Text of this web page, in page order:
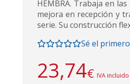
HEMBRA. Trabaja en
mejora en recepción y
serie. Su construcción
Sé el
23,74€ IVA incluido